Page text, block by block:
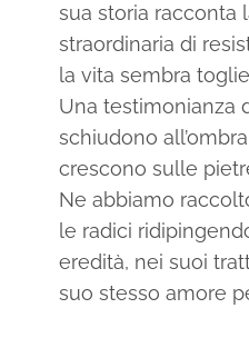
sua storia racconta
straordinaria di
la vita sembra
Una testimonianza
schiudono
crescono sulle
Ne abbiamo
le radici
eredità, nei suoi
suo stesso amore